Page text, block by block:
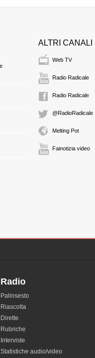
ALTRI CANALI
Web TV
Radio Radicale
Radio Radicale
@RadioRadicale
Melting Pot
Fainotizia video
Radio
Palinsesto
Riascolta
Dirette
Rubriche
Interviste
Statistiche audio/video